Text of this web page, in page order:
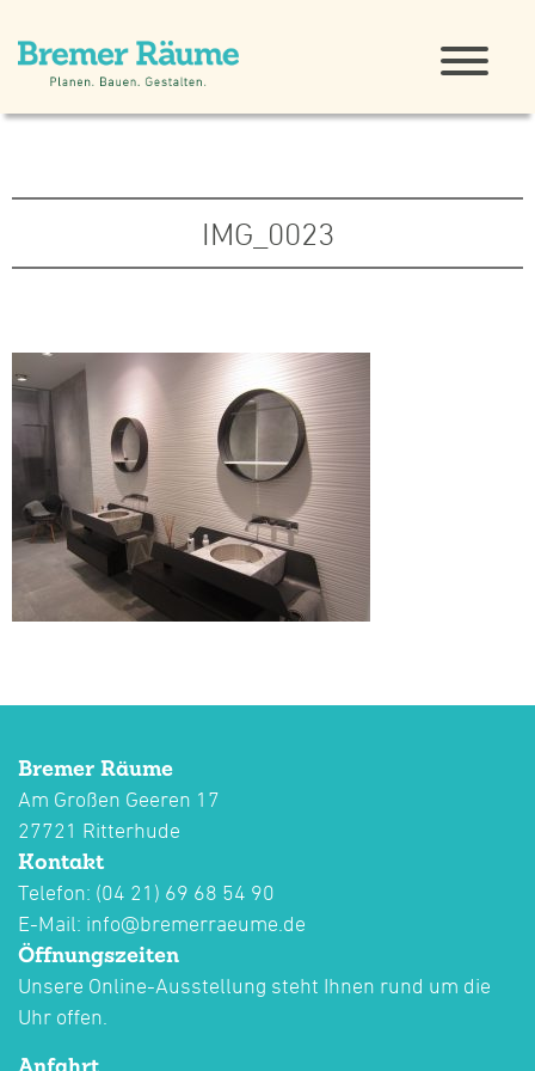
IMG_0023
Bremer Räume
Am Großen Geeren 17
27721 Ritterhude
Kontakt
Telefon: (04 21) 69 68 54 90
E-Mail: info@bremerraeume.de
Öffnungszeiten
Unsere Online-Ausstellung steht Ihnen rund um die
Uhr offen.